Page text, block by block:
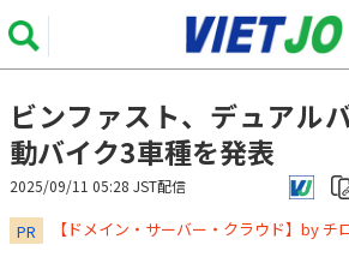
ビンファスト、デュアル
動バイク3車種を発表
2025/09/11 05:28 JST配信
PR 【ドメイン・サーバー・クラウド】by チ